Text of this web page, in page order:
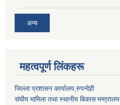
अन्य
महत्वपूर्ण लिंकहरू
जिल्ला प्रशासन कार्यालय,रुपन्देही
संघीय मामिला तथा स्थानीय बिकास मन्त्रालय